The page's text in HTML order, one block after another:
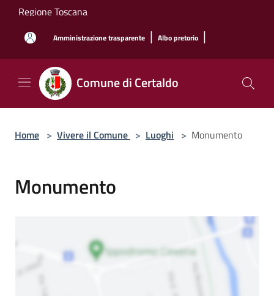
Salta al contenuto principale
Regione Toscana
Amministrazione trasparente | Albo pretorio |
Comune di Certaldo
Home > Vivere il Comune > Luoghi > Monumento
Monumento